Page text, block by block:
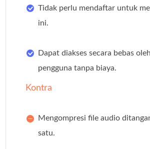
Tidak perlu mendaftar untuk
ini.
Dapat diakses secara bebas
pengguna tanpa biaya.
Kontra
Mengompresi file audio
satu.